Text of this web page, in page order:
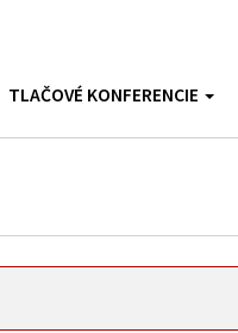
TLAČOVÉ KONFERENCIE